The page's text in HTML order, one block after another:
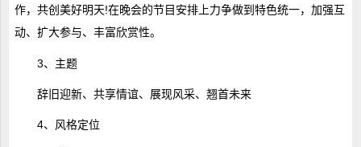
作，共创美好明天!在晚会的节目安排上力争做到特色统一，加强互
动、扩大参与、丰富欣赏性。
3、主题
辞旧迎新、共享情谊、展现风采、翘首未来
4、风格定位